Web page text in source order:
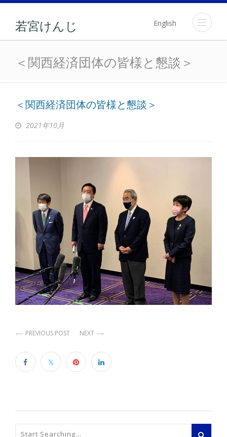
若宮けんじ English
＜関西経済団体の皆様と
＜関西経済団体の皆様と懇談＞
＜関西経済団体の皆様と懇談＞
2021年10月
PREVIOUS POST NEXT